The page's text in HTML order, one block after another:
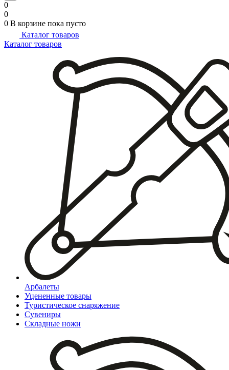
0
0
0 В корзине пока пусто
Каталог товаров
Каталог товаров
Арбалеты
Уцененные товары
Туристическое снаряжение
Сувениры
Складные ножи